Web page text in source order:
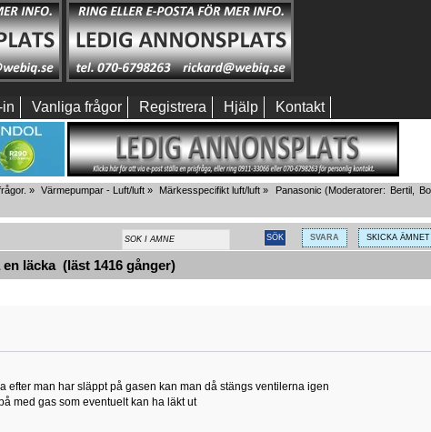
in Vanliga frågor Registrera Hjälp Kontakt
» Värmepumpar - Luft/luft» Märkesspecifikt luft/luft » Panasonic (Moderatorer: Bertil,
SVARA SKICKA ÄMNET
läcka (läst 1416 gånger)
efter man har släppt på gasen kan man då stängs ventilerna igen
med gas som eventuelt kan ha läkt ut